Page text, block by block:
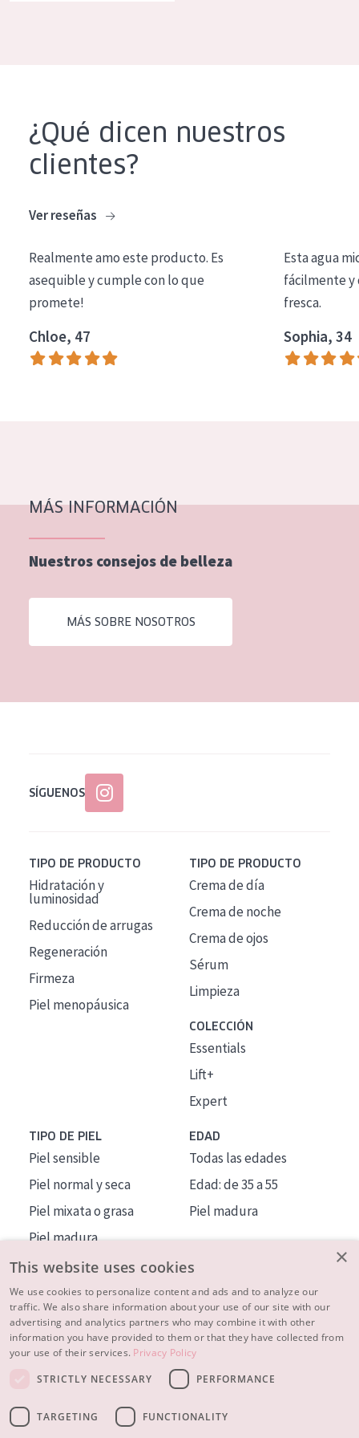
TIPO DE PIEL
Piel normal y seca
Piel madura
Piel expuesta al sol
Piel menopáusica
¿Qué dicen nuestros
clientes?
Ver reseñas
Realmente amo este producto. Es
asequible y cumple con lo que
promete!
Chloe, 47
Esta agua
fácilmente y
fresca.
Sophia, 34
MÁS INFORMACIÓN
Nuestros consejos de belleza
MÁS SOBRE NOSOTROS
SÍGUENOS
TIPO DE PRODUCTO
Hidratación y
luminosidad
Reducción de arrugas
Regeneración
Firmeza
Piel menopáusica
TIPO DE PRODUCTO
Crema de día
Crema de noche
Crema de ojos
Sérum
Limpieza
COLECCIÓN
Essentials
Lift+
Expert
TIPO DE PIEL
Piel sensible
Piel normal y seca
Piel mixata o grasa
Piel madura
Piel expuesta al sol
Piel menopáusica
EDAD
Todas las edades
Edad: de 35 a 55
Piel madura
MÁS SOBRE NOSOTROS
INSPIRACIÓN
CONTACTO
© 2023 - 2026 Diadermine
×
This website uses cookies
We use cookies to personalize content and ads and to analyze our
traffic. We also share information about your use of our site with our
advertising and analytics partners who may combine it with other
information you have provided to them or that they have collected from
your use of their services. Privacy Policy
STRICTLY NECESSARY
PERFORMANCE
TARGETING FUNCTIONALITY